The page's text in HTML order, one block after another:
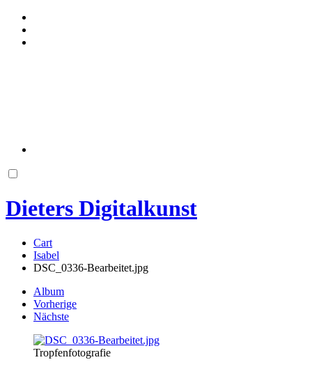
Dieters Digitalkunst
Cart
Isabel
DSC_0336-Bearbeitet.jpg
Album
Vorherige
Nächste
Tropfenfotografie